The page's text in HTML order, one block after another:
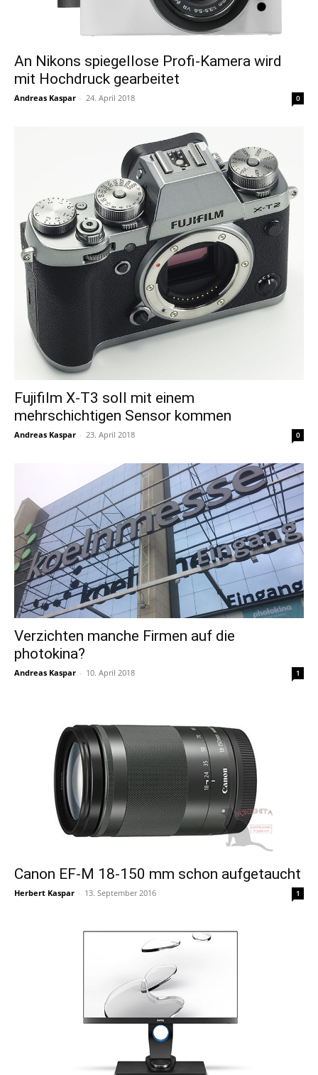
An Nikons spiegellose Profi-Kamera wird
mit Hochdruck gearbeitet
Andreas Kaspar - 24. April 2018 0
Fujifilm X-T3 soll mit einem
mehrschichtigen Sensor kommen
Andreas Kaspar - 23. April 2018 0
Verzichten manche Firmen auf die
photokina?
Andreas Kaspar - 10. April 2018 1
Canon EF-M 18-150 mm schon aufgetaucht
Herbert Kaspar - 13. September 2016 1